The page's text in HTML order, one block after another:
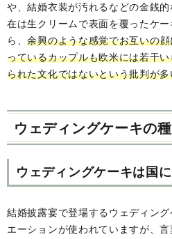
や、結婚衣装が汚れるなどの金銭
在は生クリームで表面を覆ったケ
ら、余興のような感覚でお互いの
っているカップルも欧米には若干
られた文化ではないという批判が
ウェディングケーキの
ウェディングケーキは国
結婚披露宴で登場するウェディン
エーションが使われていますが、